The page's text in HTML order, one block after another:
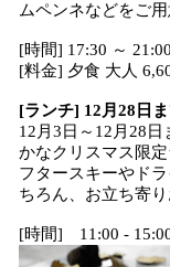
ムペンネなどをご
[時間] 17:30 ～ 21:00
[料金] 夕食 大人
[ランチ] 12月28日
12月3日～12月28
かなクリスマス限
フタースキーやド
ちろん、お立ち寄
[時間] 11:00 -